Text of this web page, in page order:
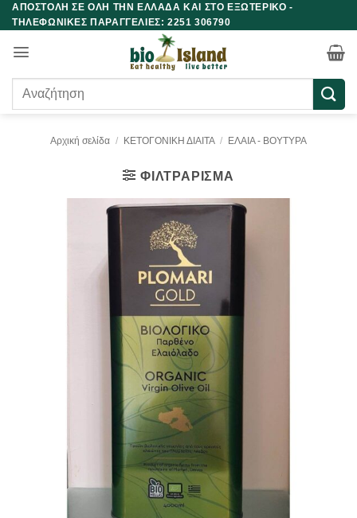
Μετάβαση
στο
περιεχόμενο
ΑΠΟΣΤΟΛΗ ΣΕ ΟΛΗ ΤΗΝ ΕΛΛΑΔΑ ΚΑΙ ΣΤΟ ΕΞΩΤΕΡΙΚΟ -
ΤΗΛΕΦΩΝΙΚΕΣ ΠΑΡΑΓΓΕΛΙΕΣ: 2251 306790
Αναζήτηση
Αρχική σελίδα / ΚΕΤΟΓΟΝΙΚΗ ΔΙΑΙΤΑ / ΕΛΑΙΑ - ΒΟΥΤΥΡΑ
ΦΙΛΤΡΆΡΙΣΜΑ